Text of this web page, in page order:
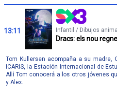
13:11 Infantil / Dibujos
Dracs: els nou
Tom Kullersen acompaña a su madre,
ICARIS, la Estación Internacional de
Allí Tom conocerá a los otros jóvenes
y Alex.